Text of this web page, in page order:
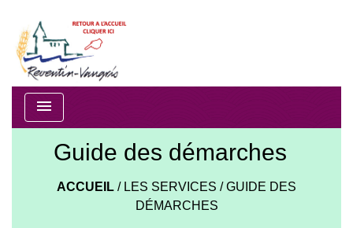
menu
Guide des démarches
ACCUEIL / LES SERVICES /GUIDE DES
DÉMARCHES